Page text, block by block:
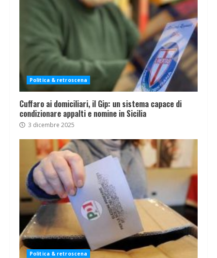
Politica & retroscena
Cuffaro ai domiciliari, il Gip: un sistema capace di
condizionare appalti e nomine in Sicilia
3 dicembre 2025
Politica & retroscena